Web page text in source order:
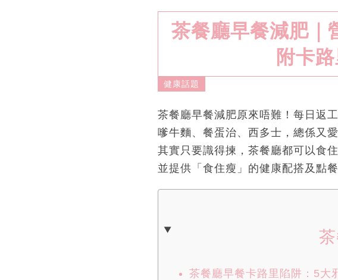
茶餐廳早餐減肥｜
附卡
健康話題
茶餐廳早餐減肥原來唔難！每日返
嗲牛麵、餐蛋治、西多士，總係又
其實只要識得揀，茶餐廳都可以食
並提供「食住瘦」的健康配搭及點
茶餐廳早餐卡路里陷阱：5大